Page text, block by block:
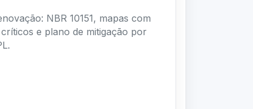
NBR 10151, mapas com
e plano de mitigação por